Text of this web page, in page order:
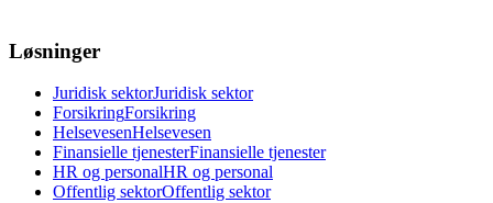
Løsninger
Juridisk sektorJuridisk sektor
ForsikringForsikring
HelsevesenHelsevesen
Finansielle tjenesterFinansielle tjenester
HR og personalHR og personal
Offentlig sektorOffentlig sektor